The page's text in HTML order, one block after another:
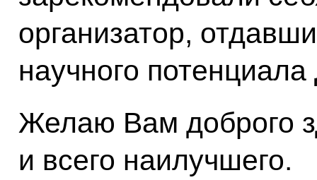
организатор,
научного
Желаю Вам доброго
и всего наилучшего.